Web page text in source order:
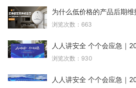
为什么低价格的产品后期
浏览次数：663
人人讲安全 个个会应急｜
浏览次数：930
人人讲安全 个个会应急｜